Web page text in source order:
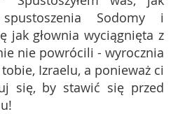
Sodomy i
jak głownia wyciągnięta z
nie powrócili - wyrocznia
Izraelu, a ponieważ ci
się, by stawić się przed